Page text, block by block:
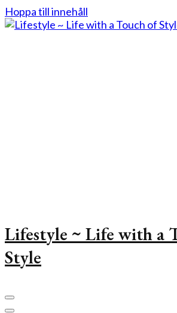
Hoppa till innehåll
Lifestyle ~ Life with a
Style